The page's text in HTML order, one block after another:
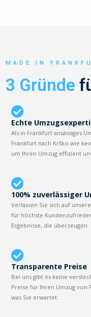
MADE IN
3 Gründe
Echte
Als in Frankfurt ansässiges
Frankfurt nach Krško wie
um Ihren Umzug effizient
100% zuverlässiger
Verlassen Sie sich auf
für höchste
Ergebnisse, die überzeugen.
Transparente Preise
Bei uns gibt es keine
Preise für Ihren Umzug von
was Sie erwartet.